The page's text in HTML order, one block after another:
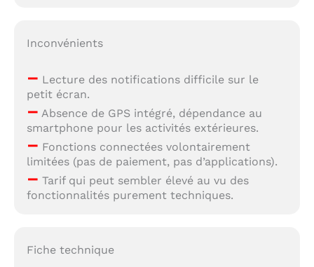
Inconvénients
– Lecture des notifications difficile sur le
petit écran.
– Absence de GPS intégré, dépendance au
smartphone pour les activités extérieures.
– Fonctions connectées volontairement
limitées (pas de paiement, pas d’applications).
– Tarif qui peut sembler élevé au vu des
fonctionnalités purement techniques.
Fiche technique